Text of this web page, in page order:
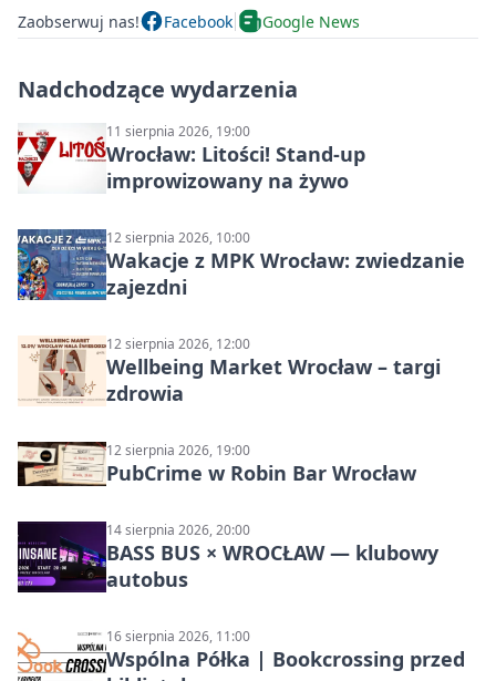
Zaobserwuj nas! Facebook Google News
Nadchodzące wydarzenia
11 sierpnia 2026, 19:00
Wrocław: Litości! Stand-up
improwizowany na żywo
12 sierpnia 2026, 10:00
Wakacje z MPK Wrocław: zwiedzanie
zajezdni
12 sierpnia 2026, 12:00
Wellbeing Market Wrocław – targi
zdrowia
12 sierpnia 2026, 19:00
PubCrime w Robin Bar Wrocław
14 sierpnia 2026, 20:00
BASS BUS × WROCŁAW — klubowy
autobus
16 sierpnia 2026, 11:00
Wspólna Półka | Bookcrossing przed